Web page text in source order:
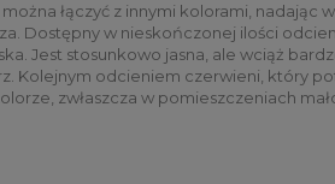
łączyć z innymi kolorami, nadając
Dostępny w nieskończonej ilości
Jest stosunkowo jasna, ale wciąż
Kolejnym odcieniem czerwieni, który
zwłaszcza w pomieszczeniach